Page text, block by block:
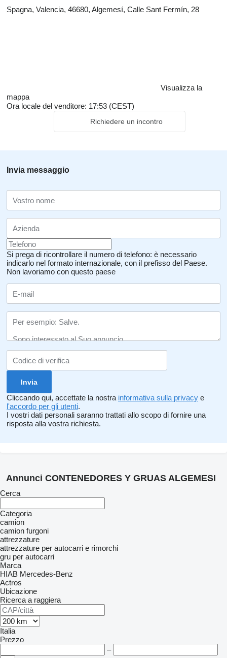
Spagna, Valencia, 46680, Algemesí, Calle Sant Fermín, 28
Visualizza la
mappa
Ora locale del venditore: 17:53 (CEST)
Richiedere un incontro
Invia messaggio
Si prega di ricontrollare il numero di telefono: è necessario
indicarlo nel formato internazionale, con il prefisso del Paese.
Non lavoriamo con questo paese
Cliccando qui, accettate la nostra informativa sulla privacy e
l'accordo per gli utenti.
I vostri dati personali saranno trattati allo scopo di fornire una
risposta alla vostra richiesta.
Annunci CONTENEDORES Y GRUAS ALGEMESI
Cerca
Categoria
camion
camion furgoni
attrezzature
attrezzature per autocarri e rimorchi
gru per autocarri
Marca
HIAB Mercedes-Benz
Actros
Ubicazione
Ricerca a raggiera
Italia
Prezzo
–